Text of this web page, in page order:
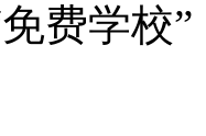
费学校